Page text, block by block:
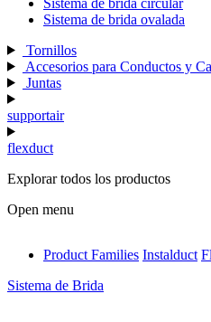
Sistema de brida ovalada
Tornillos
Accesorios para Conductos y
Juntas
supportair
flexduct
Explorar todos los productos
Open menu
antivib
isolfix
Product Families Instalduct
Sistema de Brida